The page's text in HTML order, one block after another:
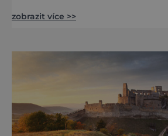
středověku. Národní kulturní
poměrně konkrétní
práci tehdejších horníků.
zobrazit více >>